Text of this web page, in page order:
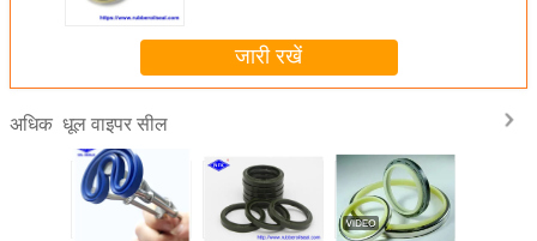
जारी रखें
अधिक धूल वाइपर सील